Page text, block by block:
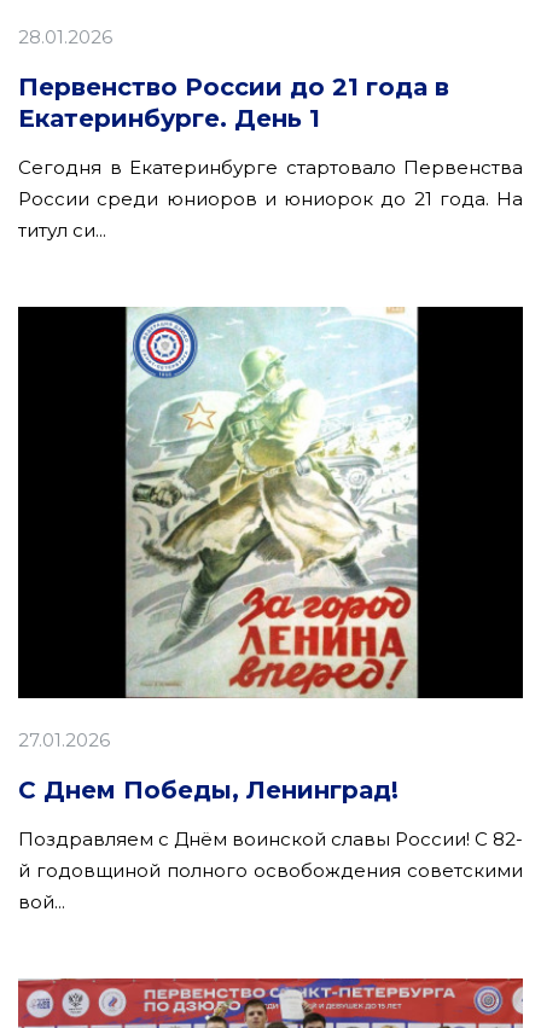
28.01.2026
Первенство России до 21 года в
Екатеринбурге. День 1
Сегодня в Екатеринбурге стартовало Первенства
России среди юниоров и юниорок до 21 года. На
титул си...
27.01.2026
С Днем Победы, Ленинград!
Поздравляем с Днём воинской славы России! С 82-
й годовщиной полного освобождения советскими
вой...